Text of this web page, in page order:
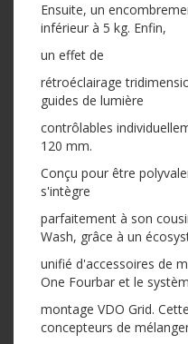
Ensuite, un
inférieur à 5 kg. Enfin,
un effet de
rétroéclairage
guides de lumière
contrôlables
120 mm.
Conçu pour être
s'intègre
parfaitement à son
Wash, grâce à un
unifié d'accessoires de
One Fourbar et le
montage VDO Grid.
concepteurs de